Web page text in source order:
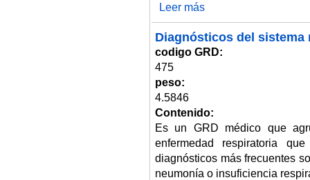
Leer más
Diagnósticos del
codigo GRD:
475
peso:
4.5846
Contenido:
Es un GRD médico que
enfermedad respiratoria
diagnósticos más frecuentes
neumonía o insuficiencia